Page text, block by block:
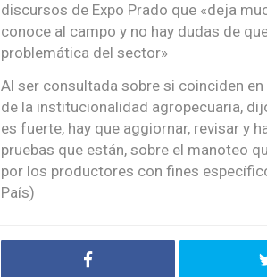
discursos de Expo Prado que «deja
conoce al campo y no hay dudas de
problemática del sector»
Al ser consultada sobre si coinciden
de la institucionalidad agropecuaria,
es fuerte, hay que aggiornar, revisar y
pruebas que están, sobre el manoteo
por los productores con fines
País)